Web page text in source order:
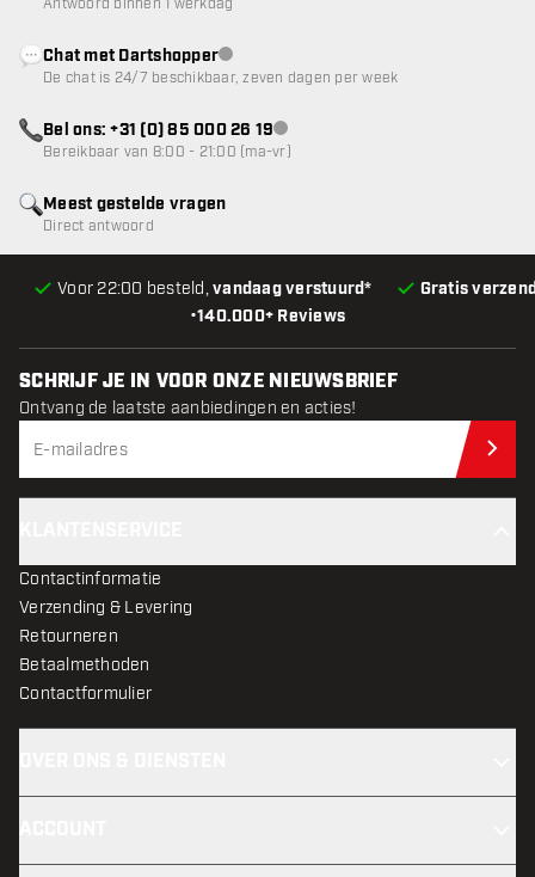
•140.000+ Reviews
Voor 22:00 besteld,vandaag verstuurd* Gratis
Meest gestelde vragen
Direct antwoord
Antwoord binnen 1 werkdag
Chat met Dartshopperklantenservice niet beschikbaar
De chat is 24/7 beschikbaar, zeven dagen per week
Bel ons: +31 (0) 85 000 26 19klantenservice niet beschikbaar
Bereikbaar van 8:00 - 21:00 (ma-vr)
SCHRIJF JE IN VOOR ONZE NIEUWSBRIEF
Ontvang de laatste aanbiedingen en acties!
Contactinformatie
Verzending & Levering
Retourneren
Betaalmethoden
Contactformulier